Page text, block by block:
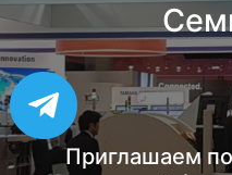
Приглашаем